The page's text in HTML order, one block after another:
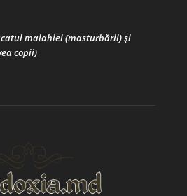
malahiei (masturbării) şi
copii)